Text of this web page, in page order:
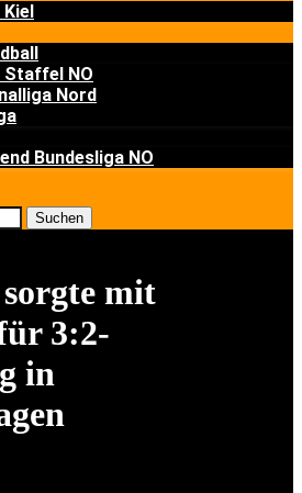
Staffel NO
Nord
Bundesliga NO
Suchen
mit
3:2-
in